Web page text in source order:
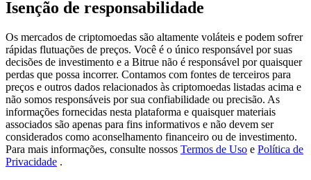
Share 500000 CASHCAT prize pool
Exclusive for BitMart Users
Register & Trade to Win 500,000 USDT
Precious Metals Trading Carnival
Isenção de responsabilidade
Os mercados de criptomoedas são altamente voláteis e podem sofrer
rápidas flutuações de preços. Você é o único responsável por suas
decisões de investimento e a Bitrue não é responsável por quaisquer
perdas que possa incorrer. Contamos com fontes de terceiros para
preços e outros dados relacionados às criptomoedas listadas acima e
não somos responsáveis por sua confiabilidade ou precisão. As
informações fornecidas nesta plataforma e quaisquer materiais
associados são apenas para fins informativos e não devem ser
considerados como aconselhamento financeiro ou de investimento.
Para mais informações, consulte nossos Termos de Uso e Política de
Privacidade .